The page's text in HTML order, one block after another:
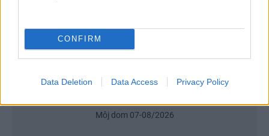
CONFIRM
Data Deletion Data Access Privacy Policy
Môj dom 07-08/2026